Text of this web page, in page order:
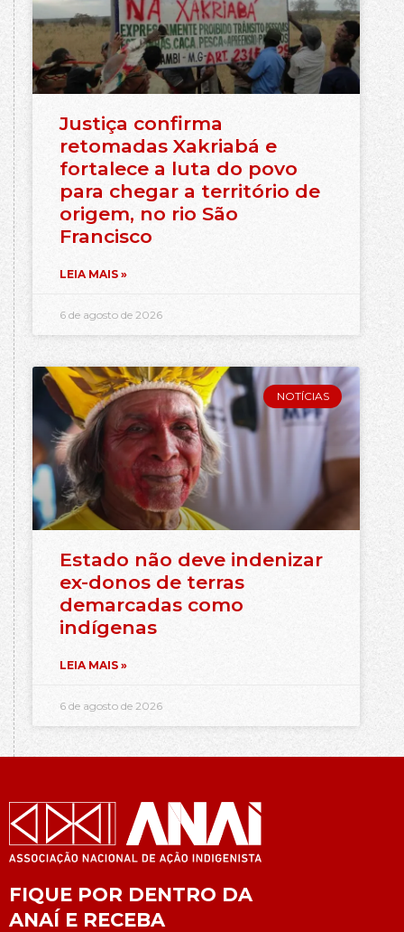
Justiça confirma
retomadas Xakriabá e
fortalece a luta do povo
para chegar a território de
origem, no rio São
Francisco
LEIA MAIS »
6 de agosto de 2026
NOTÍCIAS
Estado não deve indenizar
ex-donos de terras
demarcadas como
indígenas
LEIA MAIS »
6 de agosto de 2026
FIQUE POR DENTRO DA
ANAÍ E RECEBA